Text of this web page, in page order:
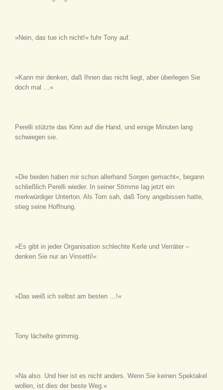
»Nein, das tue ich nicht!« fuhr Tony auf.
»Kann mir denken, daß Ihnen das nicht liegt, aber überlegen Sie
doch mal …«
Perelli stützte das Kinn auf die Hand, und einige Minuten lang
schwiegen sie.
»Die beiden haben mir schon allerhand Sorgen gemacht«, begann
schließlich Perelli wieder. In seiner Stimme lag jetzt ein
merkwürdiger Unterton. Als Tom sah, daß Tony angebissen hatte,
stieg seine Hoffnung.
»Es gibt in jeder Organisation schlechte Kerle und Verräter –
denken Sie nur an Vinsetti!«
»Das weiß ich selbst am besten …!«
Tony lächelte grimmig.
»Na also. Und hier ist es nicht anders. Wenn Sie keinen Spektakel
wollen, ist dies der beste Weg.«